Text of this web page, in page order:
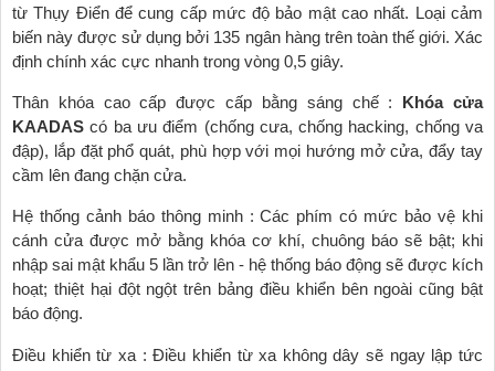
từ Thụy Điển để cung cấp mức độ bảo mật cao nhất. Loại cảm
biến này được sử dụng bởi 135 ngân hàng trên toàn thế giới. Xác
định chính xác cực nhanh trong vòng 0,5 giây.
Thân khóa cao cấp được cấp bằng sáng chế : Khóa cửa
KAADAS có ba ưu điểm (chống cưa, chống hacking, chống va
đập), lắp đặt phổ quát, phù hợp với mọi hướng mở cửa, đẩy tay
cầm lên đang chặn cửa.
Hệ thống cảnh báo thông minh : Các phím có mức bảo vệ khi
cánh cửa được mở bằng khóa cơ khí, chuông báo sẽ bật; khi
nhập sai mật khẩu 5 lần trở lên - hệ thống báo động sẽ được kích
hoạt; thiệt hại đột ngột trên bảng điều khiển bên ngoài cũng bật
báo động.
Điều khiển từ xa : Điều khiển từ xa không dây sẽ ngay lập tức